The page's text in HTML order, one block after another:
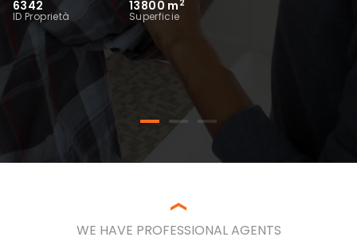
6342
ID Proprietà
13800 m 2
Superficie
WE HAVE PROFESSIONAL AGENTS